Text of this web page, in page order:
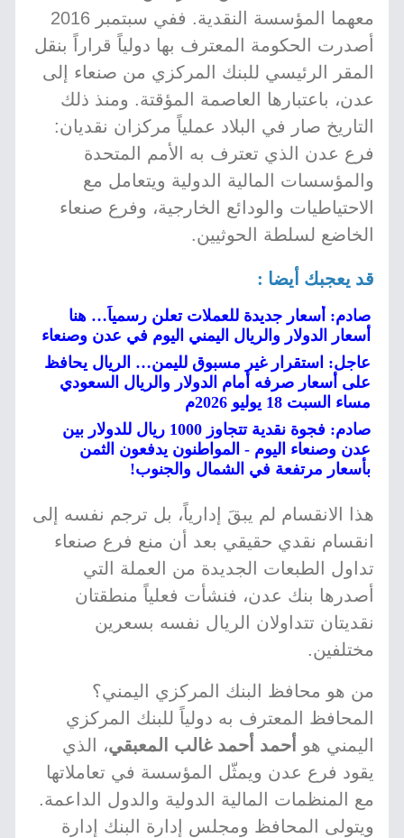
معهما المؤسسة النقدية. ففي سبتمبر 2016
أصدرت الحكومة المعترف بها دولياً قراراً بنقل
المقر الرئيسي للبنك المركزي من صنعاء إلى
عدن، باعتبارها العاصمة المؤقتة. ومنذ ذلك
التاريخ صار في البلاد عملياً مركزان نقديان:
فرع عدن الذي تعترف به الأمم المتحدة
والمؤسسات المالية الدولية ويتعامل مع
الاحتياطيات والودائع الخارجية، وفرع صنعاء
الخاضع لسلطة الحوثيين.
قد يعجبك أيضا :
صادم: أسعار جديدة للعملات تعلن رسمياً… هنا
أسعار الدولار والريال اليمني اليوم في عدن وصنعاء
عاجل: استقرار غير مسبوق لليمن… الريال يحافظ
على أسعار صرفه أمام الدولار والريال السعودي
مساء السبت 18 يوليو 2026م
صادم: فجوة نقدية تتجاوز 1000 ريال للدولار بين
عدن وصنعاء اليوم - المواطنون يدفعون الثمن
بأسعار مرتفعة في الشمال والجنوب!
هذا الانقسام لم يبقَ إدارياً، بل ترجم نفسه إلى
انقسام نقدي حقيقي بعد أن منع فرع صنعاء
تداول الطبعات الجديدة من العملة التي
أصدرها بنك عدن، فنشأت فعلياً منطقتان
نقديتان تتداولان الريال نفسه بسعرين
مختلفين.
من هو محافظ البنك المركزي اليمني؟
المحافظ المعترف به دولياً للبنك المركزي
اليمني هو أحمد أحمد غالب المعبقي، الذي
يقود فرع عدن ويمثّل المؤسسة في تعاملاتها
مع المنظمات المالية الدولية والدول الداعمة.
ويتولى المحافظ ومجلس إدارة البنك إدارة